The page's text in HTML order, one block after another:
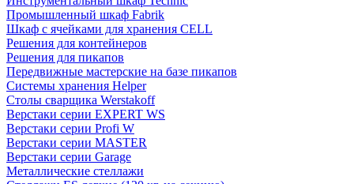
Промышленный шкаф Fabrik
Шкаф с ячейками для хранения CELL
Решения для контейнеров
Решения для пикапов
Передвижные мастерские на базе пикапов
Системы хранения Helper
Столы сварщика Werstakoff
Верстаки серии EXPERT WS
Верстаки серии Profi W
Верстаки серии MASTER
Верстаки серии Garage
Металлические стеллажи